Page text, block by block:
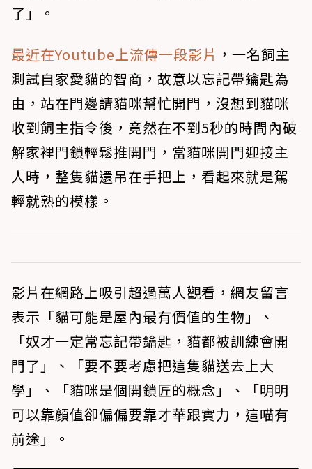
了」。
最近在Youtube上流傳一段影片 ，一名飼主
測試自家愛貓的智商，故意以忘記帶鑰匙為
由，站在門邊請貓咪幫忙開門，沒想到貓咪
收到飼主指令後，竟然在不到5秒的時間內破
解家裡門鎖輕鬆推開門，當貓咪開門迎接主
人時，整隻貓還吊在手把上，看起來就是駕
輕就熟的模樣。
影片在網路上吸引超過萬人觀看，網友留言
表示「貓可能是屋內最有價值的生物」、
「奴才一定常忘記帶鑰匙，貓都被訓練會開
門了」、「要不要考慮把這隻貓送去上大
學」、「貓咪是個開鎖匠的概念」、「明明
可以靠顏值卻偏偏要靠才華跟實力，這喵有
前途」。